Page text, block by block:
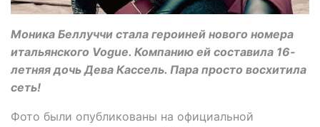
Моника Беллуччи стала героиней нового номера
итальянского Vogue. Компанию ей составила 16-
летняя дочь Дева Кассель. Пара просто восхитила
сеть!
Фото были опубликованы на официальной